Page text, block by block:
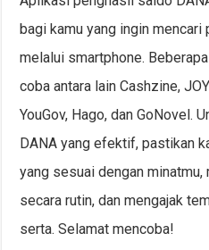
bagi kamu yang ingin mencari
melalui smartphone.
coba antara lain Cashzine,
YouGov, Hago, dan GoNovel.
DANA yang efektif, pastikan
yang sesuai dengan
secara rutin, dan mengajak
serta. Selamat mencoba!